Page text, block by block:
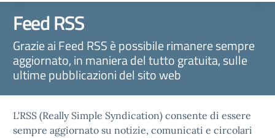
Feed RSS
Grazie ai Feed RSS è possibile rimanere sempre
aggiornato, in maniera del tutto gratuita, sulle
ultime pubblicazioni del sito web
L'RSS (Really Simple Syndication) consente di essere
sempre aggiornato su notizie, comunicati e circolari